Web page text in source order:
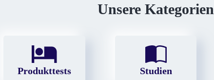
Unsere Kategorien
Produkttests Studien